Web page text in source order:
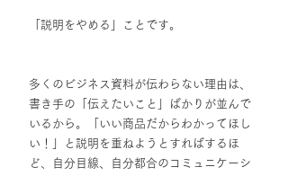
「説明をやめる」ことです。
多くのビジネス資料が伝わらない理由は、
書き手の「伝えたいこと」ばかりが並んで
いるから。「いい商品だからわかってほし
い！」と説明を重ねようとすればするほ
ど、自分目線、自分都合のコミュニケーシ